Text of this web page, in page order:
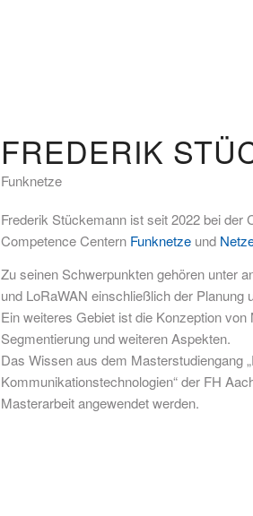
FREDERIK
Funknetze
Frederik Stückemann ist seit 2022 bei
Competence Centern Funknetze und
Zu seinen Schwerpunkten gehören unter
und LoRaWAN einschließlich der Planung
Ein weiteres Gebiet ist die Konzeption
Segmentierung und weiteren Aspekten.
Das Wissen aus dem Masterstudiengang
Kommunikationstechnologien“ der FH
Masterarbeit angewendet werden.